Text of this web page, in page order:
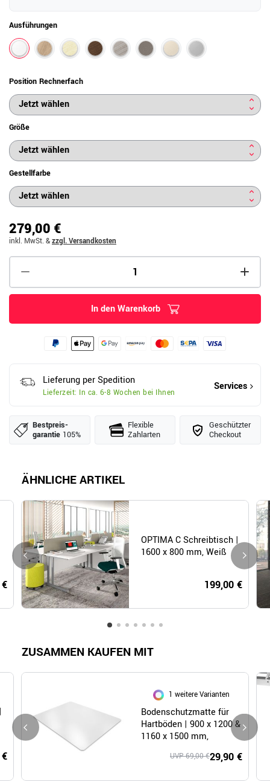
Ausführungen
Position Rechnerfach
Größe
Gestellfarbe
279,00 €
inkl. MwSt. &zzgl. Versandkosten
In den Warenkorb
Lieferung per Spedition
Lieferzeit: In ca. 6-8 Wochen bei Ihnen
Services
Bestpreis­
garantie 105%
Flexible
Zahlarten
Geschützter
Checkout
ÄHNLICHE ARTIKEL
OPTIMA C Schreibtisch |
1600 x 800 mm, Weiß
199,00 €
ZUSAMMEN KAUFEN MIT
1 weitere Varianten
Bodenschutzmatte für
Hartböden | 900 x 1200 &
1160 x 1500 mm,
29,90 €
UVP 69,00 €